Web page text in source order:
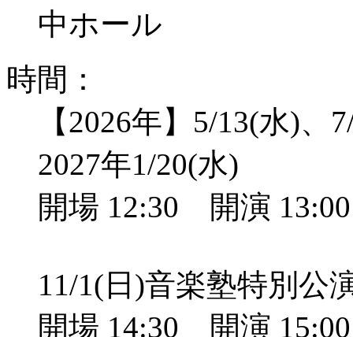
中ホール
時間：
【2026年】5/13(水)
2027年1/20(水)
開場 12:30 開演
11/1(日)音楽塾特別公
開場 14:30 開演